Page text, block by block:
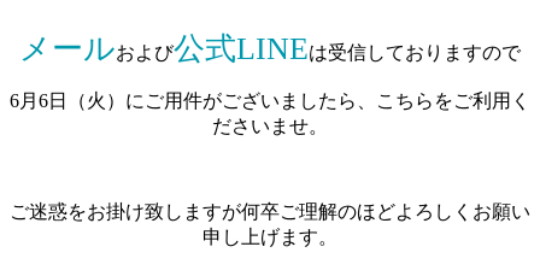
メールおよび公式LINEは受信しておりますので
6月6日（火）にご用件がございましたら、こちらをご利用く
ださいませ。
ご迷惑をお掛け致しますが何卒ご理解のほどよろしくお願い
申し上げます。